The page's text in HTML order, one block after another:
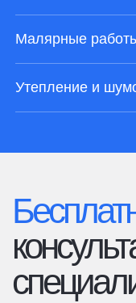
Малярные
Утепление и